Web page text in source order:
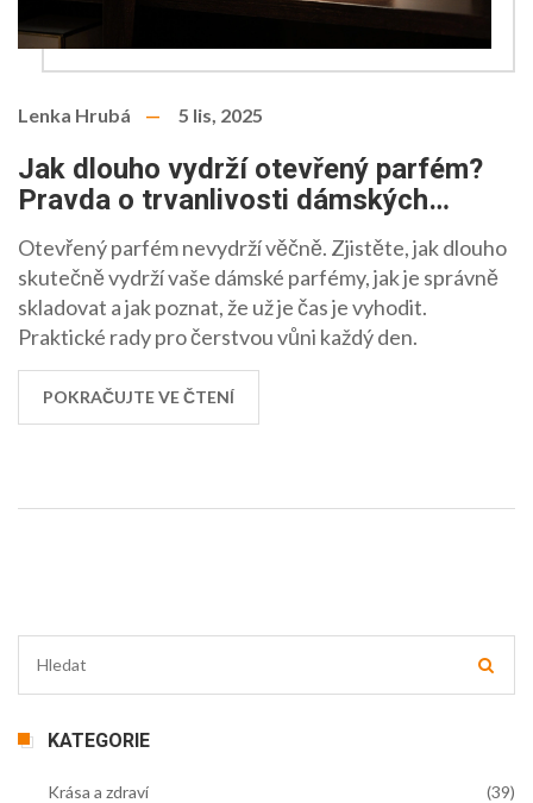
Lenka Hrubá 5 lis, 2025
Jak dlouho vydrží otevřený parfém?
Pravda o trvanlivosti dámských
parfémů
Otevřený parfém nevydrží věčně. Zjistěte, jak dlouho
skutečně vydrží vaše dámské parfémy, jak je správně
skladovat a jak poznat, že už je čas je vyhodit.
Praktické rady pro čerstvou vůni každý den.
POKRAČUJTE VE ČTENÍ
KATEGORIE
Krása a zdraví (39)